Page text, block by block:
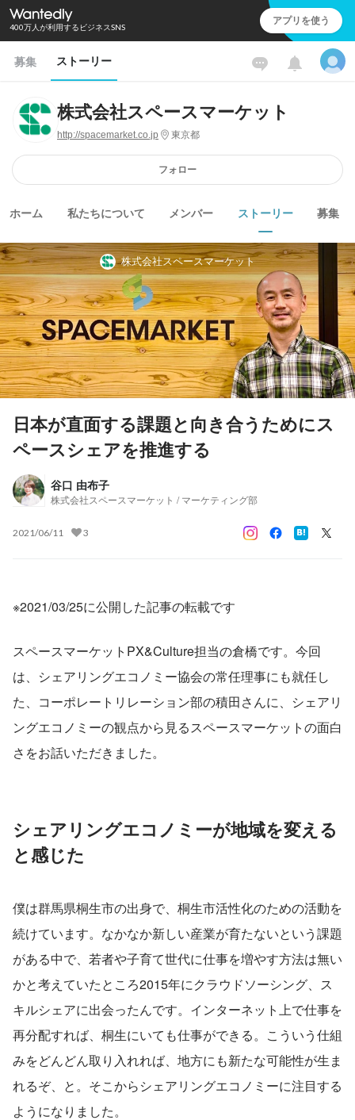
400万人が利用するビジネスSNS アプリを使う
募集 ストーリー
株式会社スペースマーケット
http://spacemarket.co.jp 東京都
フォロー
ホーム 私たちについて メンバー ストーリー 募集
株式会社スペースマーケット
日本が直面する課題と向き合うためにス
ペースシェアを推進する
谷口 由布子
株式会社スペースマーケット / マーケティング部
2021/06/11 3
※2021/03/25に公開した記事の転載です
スペースマーケットPX&Culture担当の倉橋です。今回
は、シェアリングエコノミー協会の常任理事にも就任し
た、コーポレートリレーション部の積田さんに、シェアリ
ングエコノミーの観点から見るスペースマーケットの面白
さをお話いただきました。
シェアリングエコノミーが地域を変える
と感じた
僕は群馬県桐生市の出身で、桐生市活性化のための活動を
続けています。なかなか新しい産業が育たないという課題
がある中で、若者や子育て世代に仕事を増やす方法は無い
かと考えていたところ2015年にクラウドソーシング、ス
キルシェアに出会ったんです。インターネット上で仕事を
再分配すれば、桐生にいても仕事ができる。こういう仕組
みをどんどん取り入れれば、地方にも新たな可能性が生ま
れるぞ、と。そこからシェアリングエコノミーに注目する
ようになりました。